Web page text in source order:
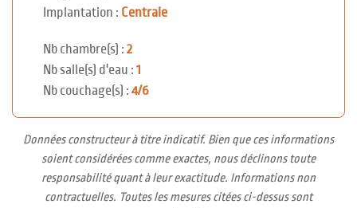
Implantation : Centrale
Nb chambre(s) : 2
Nb salle(s) d'eau : 1
Nb couchage(s) : 4/6
Données constructeur à titre indicatif. Bien que ces informations
soient considérées comme exactes, nous déclinons toute
responsabilité quant à leur exactitude. Informations non
contractuelles. Toutes les mesures citées ci-dessus sont